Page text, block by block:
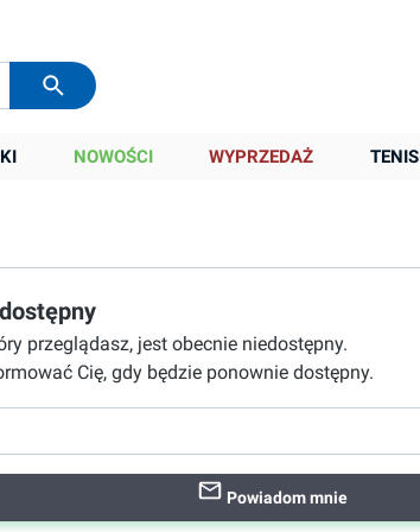
NOWOŚCI WYPRZEDAŻ TENIS
przeglądasz, jest obecnie niedostępny.
Cię, gdy będzie ponownie dostępny.
Powiadom mnie